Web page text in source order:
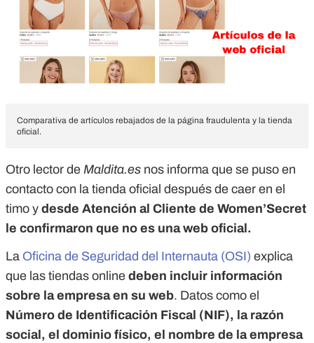
Comparativa de artículos rebajados de la página fraudulenta y la tienda
oficial.
Otro lector de Maldita.es nos informa que se puso en
contacto con la tienda oficial después de caer en el
timo y desde Atención al Cliente de Women’Secret
le confirmaron que no es una web oficial.
La Oficina de Seguridad del Internauta (OSI) explica
que las tiendas online deben incluir información
sobre la empresa en su web. Datos como el
Número de Identificación Fiscal (NIF), la razón
social, el dominio físico, el nombre de la empresa